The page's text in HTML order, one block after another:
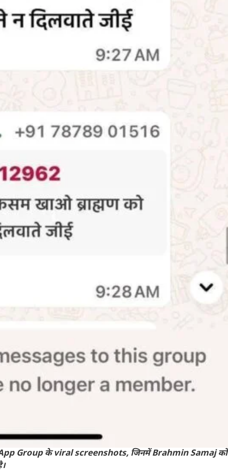
Group के viral screenshots, जिनमें Brahmin Samaj को